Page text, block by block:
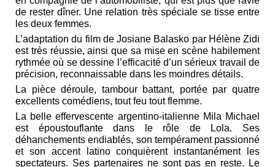
de rester dîner. Une relation très spéciale se tisse entre
les deux femmes.
L’adaptation du film de Josiane Balasko par Hélène Zidi
est très réussie, ainsi que sa mise en scène habilement
rythmée où se dessine l’efficacité d’un sérieux travail de
précision, reconnaissable dans les moindres détails.
La pièce déroule, tambour battant, portée par quatre
excellents comédiens, tout feu tout flemme.
La belle effervescente argentino-italienne Mila Michael
est époustouflante dans le rôle de Lola. Ses
déhanchements endiablés, son tempérament passionné
et son accent latino conquièrent instantanément les
spectateurs. Ses partenaires ne sont pas en reste. Le